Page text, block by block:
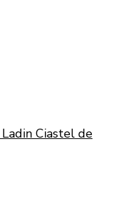
Ciastel de